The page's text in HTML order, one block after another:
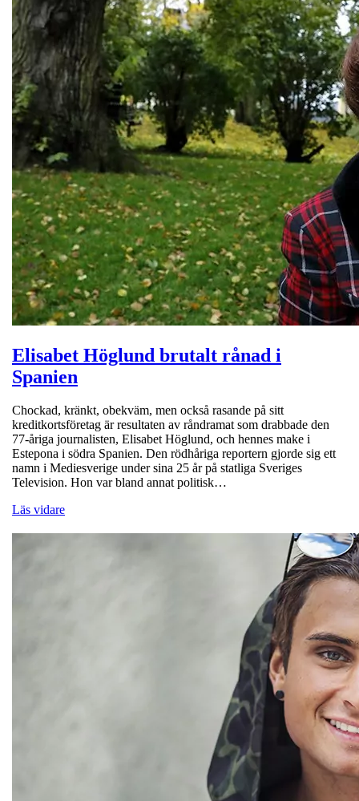
Elisabet Höglund brutalt rånad i
Spanien
Chockad, kränkt, obekväm, men också rasande på sitt
kreditkortsföretag är resultaten av råndramat som drabbade den
77-åriga journalisten, Elisabet Höglund, och hennes make i
Estepona i södra Spanien. Den rödhåriga reportern gjorde sig ett
namn i Mediesverige under sina 25 år på statliga Sveriges
Television. Hon var bland annat politisk…
Läs vidare